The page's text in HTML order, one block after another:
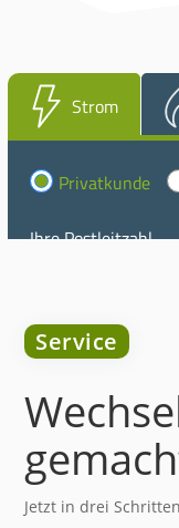
Service
Jetzt in drei